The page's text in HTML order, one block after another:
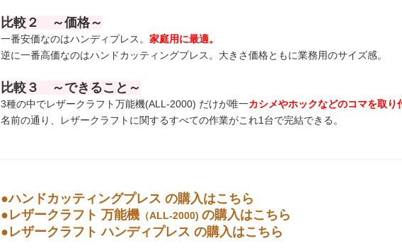
比較２ ～価格～
一番安価なのはハンディプレス。 家庭用に最適。
逆に一番高価なのはハンドカッティングプレス。大きさ価格ともに業務用のサイズ感。
比較３ ～できること～
3種の中でレザークラフト万能機(ALL-2000) だけが唯一カシメやホックなどのコマを取り
名前の通り、レザークラフトに関するすべての作業がこれ1台で完結できる。
●ハンドカッティングプレス の購入はこちら
●レザークラフト 万能機 （ALL-2000) の購入はこちら
●レザークラフト ハンディプレス の購入はこちら